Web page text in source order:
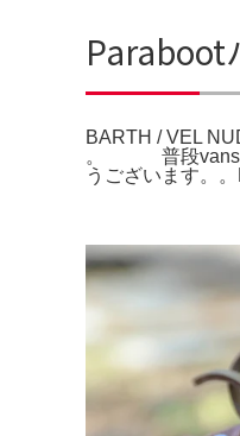
Paraboot
BARTH / VEL
。 普段vans26.5
うございます。